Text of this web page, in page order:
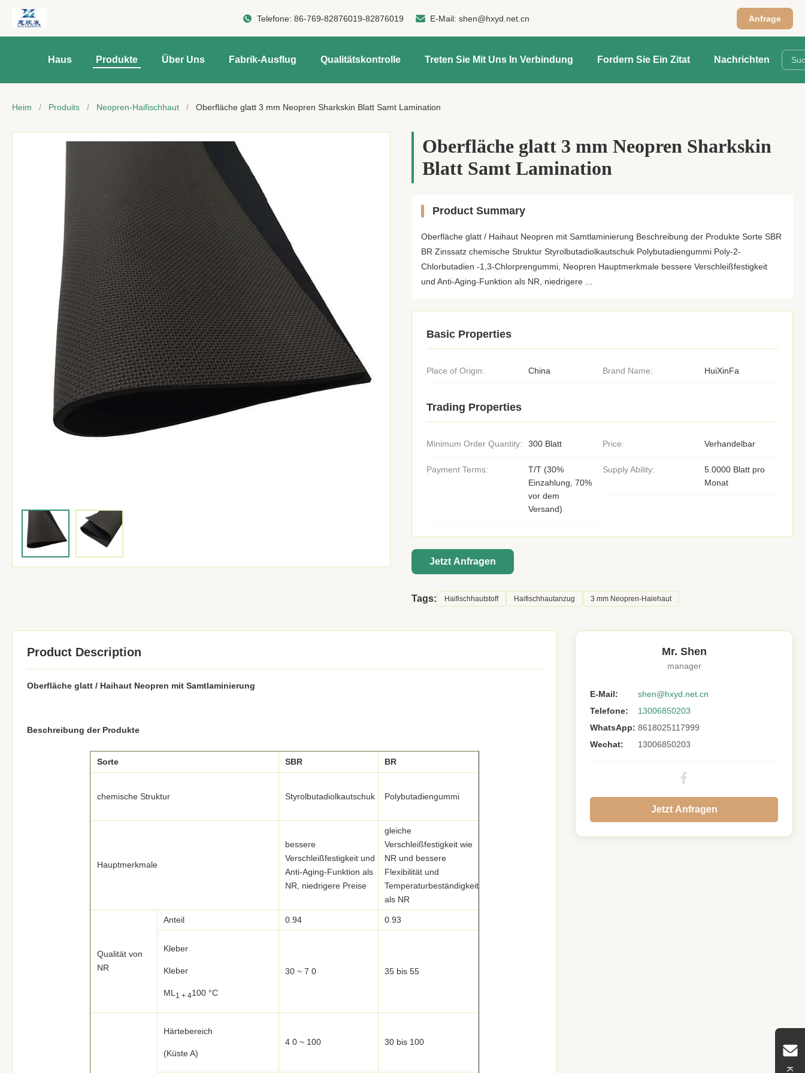
Telefone: 86-769-82876019-82876019 E-Mail: shen@hxyd.net.cn Anfrage
Haus Produkte Über Uns Fabrik-Ausflug Qualitätskontrolle Treten Sie Mit Uns In Verbindung Fordern Sie Ein Zitat Nachrichten
Heim / Produits / Neopren-Haifischhaut / Oberfläche glatt 3 mm Neopren Sharkskin Blatt Samt Lamination
Oberfläche glatt 3 mm Neopren Sharkskin
Blatt Samt Lamination
Product Summary
Oberfläche glatt / Haihaut Neopren mit Samtlaminierung Beschreibung der Produkte Sorte SBR
BR Zinssatz chemische Struktur Styrolbutadiolkautschuk Polybutadiengummi Poly-2-
Chlorbutadien -1,3-Chlorprengummi, Neopren Hauptmerkmale bessere Verschleißfestigkeit
und Anti-Aging-Funktion als NR, niedrigere ...
Basic Properties
Place of Origin: China Brand Name: HuiXinFa
Trading Properties
Minimum Order Quantity: 300 Blatt Price: Verhandelbar
Payment Terms:
T/T (30%
Einzahlung, 70%
vor dem
Versand)
Supply Ability:
5.0000 Blatt pro
Monat
Jetzt Anfragen
Tags: Haifischhautstoff Haifischhautanzug 3 mm Neopren-Haiehaut
Product Description
Oberfläche glatt / Haihaut Neopren mit Samtlaminierung
Beschreibung der Produkte
Sorte SBR BR
chemische Struktur Styrolbutadiolkautschuk Polybutadiengummi
Hauptmerkmale
bessere
Verschleißfestigkeit und
Anti-Aging-Funktion als
NR, niedrigere Preise
gleiche
Verschleißfestigkeit wie
NR und bessere
Flexibilität und
Temperaturbeständigkeit
als NR
Qualität von
NR
Anteil 0.94 0.93
Kleber
Kleber
ML 1 + 4100 °C
30 ~ 7 0 35 bis 55
Härtebereich
(Küste A)
4 0 ~ 100 30 bis 100
Mr. Shen
manager
E-Mail:
shen@hxyd.net.cn
Telefone:
13006850203
WhatsApp: 8618025117999
Wechat:
13006850203
Jetzt Anfragen